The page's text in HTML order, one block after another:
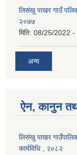
लिसंखु पाखर गाउँ
२०७७
मिति: 08/25/2022 -
अन्य
ऐन, कानुन
लिसंखु पाखर
कार्यविधि , २०८२